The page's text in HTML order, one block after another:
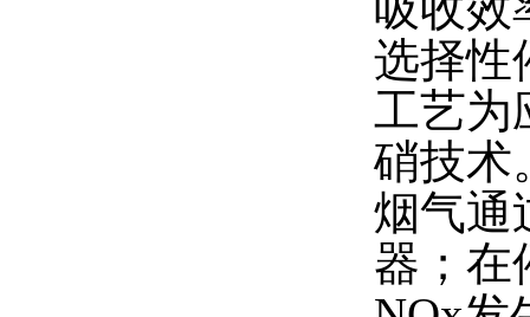
选择性
工艺为
硝技术
烟气通
器；在